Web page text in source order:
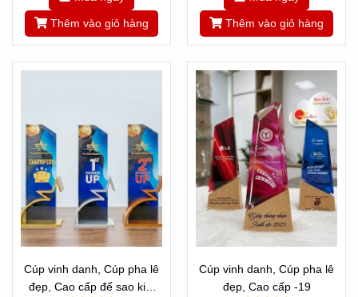
Hotline: Zalo 0901460008 / 0909491080 /
0901400018
QuayVề trang chủ
Thêm vào giỏ hàng Thêm vào giỏ hàng
Cúp vinh danh, Cúp pha lê
đẹp, Cao cấp đế sao kim
Cúp vinh danh, Cúp pha lê
đẹp, Cao cấp -19